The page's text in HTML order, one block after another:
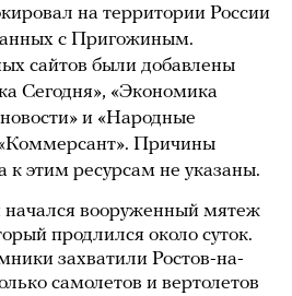
на территории России
с Пригожиным.
сайтов были добавлены
Сегодня», «Экономика
и «Народные
Причины
к этим ресурсам не указаны.
начался вооруженный мятеж
продлился около суток.
захватили Ростов-на-
самолетов и вертолетов